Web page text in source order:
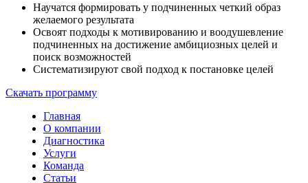
Научатся формировать у подчиненных четкий образ
желаемого результата
Освоят подходы к мотивированию и воодушевление
подчиненных на достижение амбициозных целей и
поиск возможностей
Систематизируют свой подход к постановке целей
Скачать программу
Главная
О компании
Диагностика
Услуги
Команда
Статьи